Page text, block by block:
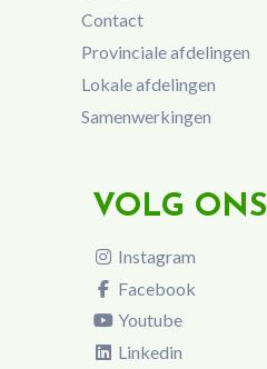
Contact
Provinciale afdelingen
Lokale afdelingen
Samenwerkingen
VOLG ONS
Instagram
Facebook
Youtube
Linkedin